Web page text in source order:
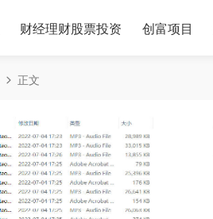
财经理财股票投资 创富项目
正文